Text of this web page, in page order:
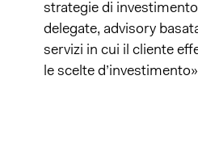
strategie di
delegate, advisory
servizi in cui il cliente
le scelte